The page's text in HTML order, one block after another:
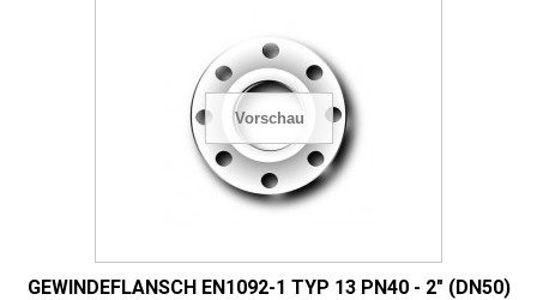
Vorschau
GEWINDEFLANSCH EN1092-1 TYP 13 PN40 - 2" (DN50)